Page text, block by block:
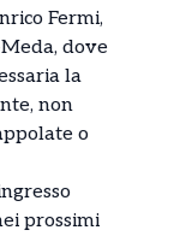
Fermi,
dove
la
non
o
prossimi